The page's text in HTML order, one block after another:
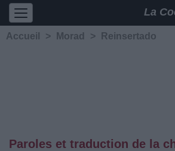
La
Accueil > Morad > Reinsertado
Paroles et traduction de la